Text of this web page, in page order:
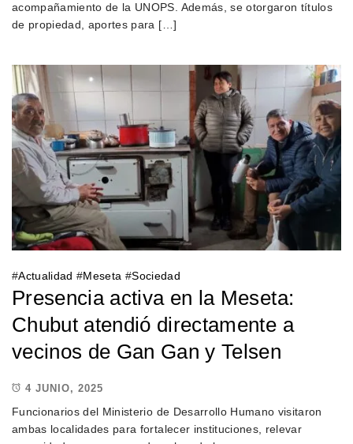
acompañamiento de la UNOPS. Además, se otorgaron títulos
de propiedad, aportes para […]
#Actualidad #Meseta #Sociedad
Presencia activa en la Meseta:
Chubut atendió directamente a
vecinos de Gan Gan y Telsen
4 JUNIO, 2025
Funcionarios del Ministerio de Desarrollo Humano visitaron
ambas localidades para fortalecer instituciones, relevar